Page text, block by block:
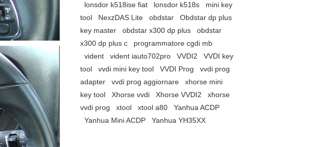
lonsdor k518ise fiat
lonsdor k518s
mini key
tool
NexzDAS Lite obdstar
Obdstar dp plus
key master
obdstar x300 dp plus
obdstar
x300 dp plus c
programmatore cgdi mb
vident
vident iauto702pro VVDI2
VVDI key
tool
vvdi mini key tool VVDI Prog
vvdi prog
adapter
vvdi prog aggiornare
xhorse mini
key tool
Xhorse vvdi Xhorse VVDI2
xhorse
vvdi prog
xtool xtool a80
Yanhua ACDP
Yanhua Mini ACDP
Yanhua YH35XX